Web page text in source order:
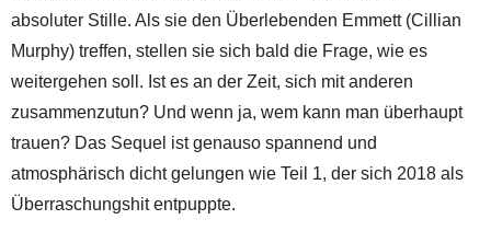
absoluter Stille. Als sie den Überlebenden Emmett (Cillian
Murphy) treffen, stellen sie sich bald die Frage, wie es
weitergehen soll. Ist es an der Zeit, sich mit anderen
zusammenzutun? Und wenn ja, wem kann man überhaupt
trauen? Das Sequel ist genauso spannend und
atmosphärisch dicht gelungen wie Teil 1, der sich 2018 als
Überraschungshit entpuppte.